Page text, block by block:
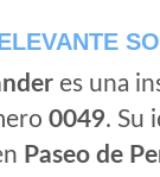
es una
0049. Su
Paseo de